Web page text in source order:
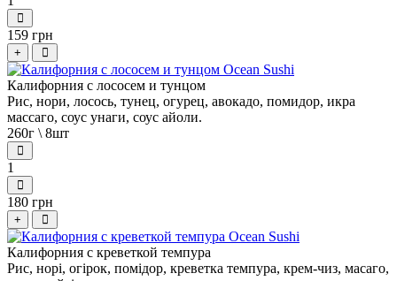
159 грн
+
Калифорния с лососем и тунцом
Рис, нори, лосось, тунец, огурец, авокадо, помидор, икра
массаго, соус унаги, соус айоли.
260г \ 8шт
1
180 грн
+
Калифорния с креветкой темпура
Рис, норі, огірок, помідор, креветка темпура, крем-чиз, масаго,